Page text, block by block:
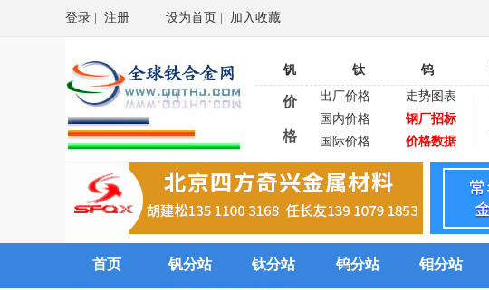
登录 注册 设为首页 加入收藏
钒 钛 钨
价
格
出厂价格
走势图表
国内价格
钢厂招标
国际价格
价格数据
首页 钒分站 钛分站 钨分站 钼分站